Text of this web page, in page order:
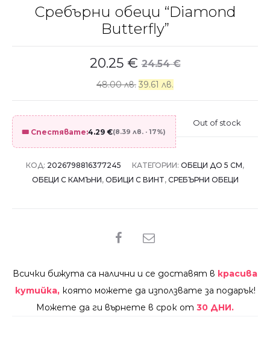
Сребърни обеци “Diamond
Butterfly”
24.54€
20.25 €
48.00 лв. 39.61 лв.
🎟️ Спестявате:4.29€(8.39 лв. · 17%)
Out of stock
КОД: 2026798816377245 КАТЕГОРИИ: ОБЕЦИ ДО 5 СМ,
ОБЕЦИ С КАМЪНИ, ОБИЦИ С ВИНТ, СРЕБЪРНИ ОБЕЦИ
SHARE
Всички бижута са налични и се доставят в красива
кутийка, която можете да използвате за подарък!
Можете да ги върнете в срок от 30 ДНИ.